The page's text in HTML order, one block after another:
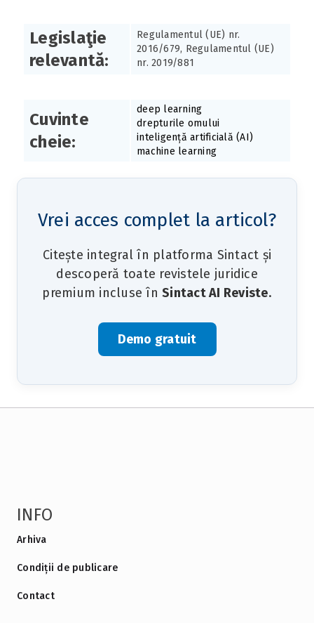
Legislaţie
relevantă:
Regulamentul (UE) nr.
2016/679, Regulamentul (UE)
nr. 2019/881
Cuvinte
cheie:
deep learning
drepturile omului
inteligență artificială (AI)
machine learning
Vrei acces complet la articol?
Citește integral în platforma Sintact și
descoperă toate revistele juridice
premium incluse în Sintact AI Reviste.
Demo gratuit
INFO
Arhiva
Condiții de publicare
Contact